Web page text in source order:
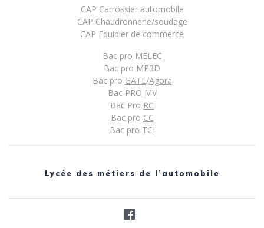
CAP Carrossier automobile
CAP Chaudronnerie/soudage
CAP Equipier de commerce
Bac pro MELEC
Bac pro MP3D
Bac pro GATL/Agora
Bac PRO MV
Bac Pro RC
Bac pro CC
Bac pro TCI
Lycée des métiers de l’automobile